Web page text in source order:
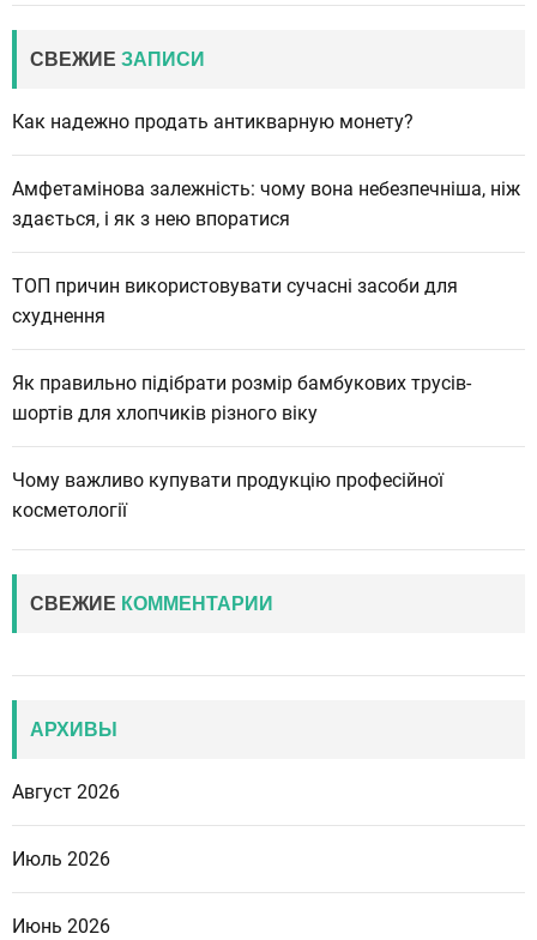
СВЕЖИЕ ЗАПИСИ
Как надежно продать антикварную монету?
Амфетамінова залежність: чому вона небезпечніша, ніж
здається, і як з нею впоратися
ТОП причин використовувати сучасні засоби для
схуднення
Як правильно підібрати розмір бамбукових трусів-
шортів для хлопчиків різного віку
Чому важливо купувати продукцію професійної
косметології
СВЕЖИЕ КОММЕНТАРИИ
АРХИВЫ
Август 2026
Июль 2026
Июнь 2026